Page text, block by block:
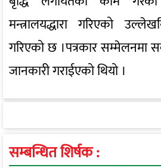
मन्त्रालयद्धारा गरिएको
गरिएको छ ।पत्रकार सम्मेलनमा
जानकारी गराईएको थियो ।
सम्बन्धित शिर्षक :